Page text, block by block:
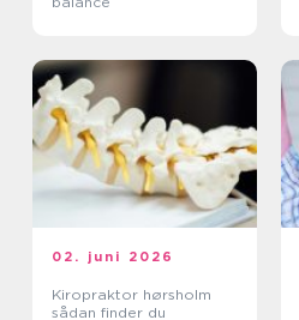
02. juni 2026
Kiropraktor hørsholm
sådan finder du